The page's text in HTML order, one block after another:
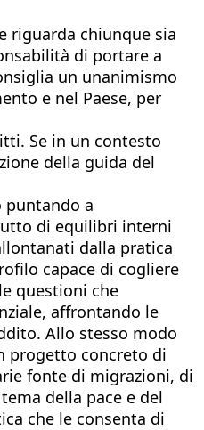
riguarda chiunque sia
di portare a
un unanimismo
e nel Paese, per
Se in un contesto
della guida del
puntando a
di equilibri interni
dalla pratica
capace di cogliere
questioni che
affrontando le
Allo stesso modo
progetto concreto di
fonte di migrazioni, di
della pace e del
che le consenta di